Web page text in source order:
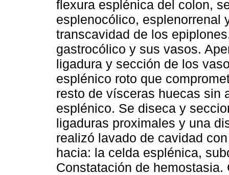
flexura esplénica del colon,
esplenocólico, esplenorrenal
transcavidad de los
gastrocólico y sus vasos.
ligadura y sección de los
esplénico roto que
resto de vísceras huecas sin
esplénico. Se diseca y
ligaduras proximales y una
realizó lavado de cavidad
hacia: la celda esplénica,
Constatación de